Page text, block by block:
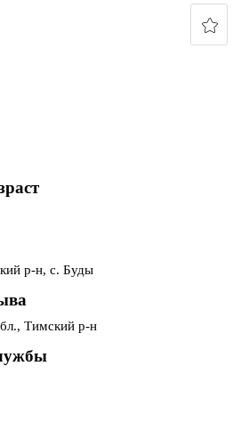
р-н, с. Буды
Тимский р-н